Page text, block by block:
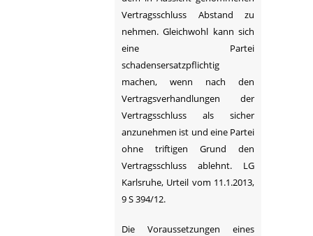
Vertragsschluss Abstand zu
nehmen. Gleichwohl kann sich
eine Partei
schadensersatzpflichtig
machen, wenn nach den
Vertragsverhandlungen der
Vertragsschluss als sicher
anzunehmen ist und eine Partei
ohne triftigen Grund den
Vertragsschluss ablehnt. LG
Karlsruhe, Urteil vom 11.1.2013,
9 S 394/12.
Die Voraussetzungen eines